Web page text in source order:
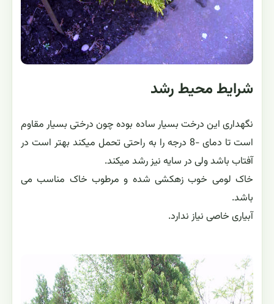
شرایط محیط رشد
نگهداری این درخت بسیار ساده بوده چون درختی بسیار مقاوم
است تا دمای -8 درجه را به راحتی تحمل میکند بهتر است در
آفتاب باشد ولی در سایه نیز رشد میکند.
خاک لومی خوب زهکشی شده و مرطوب خاک مناسب می
باشد.
آبیاری خاصی نیاز ندارد.